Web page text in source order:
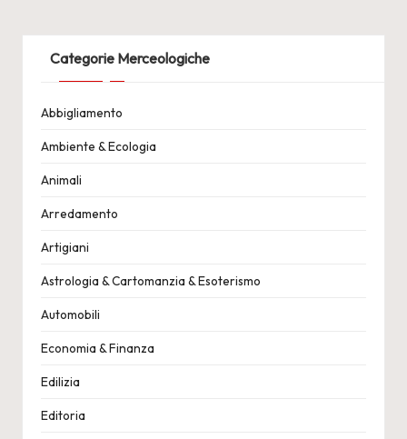
Categorie Merceologiche
Abbigliamento
Ambiente & Ecologia
Animali
Arredamento
Artigiani
Astrologia & Cartomanzia & Esoterismo
Automobili
Economia & Finanza
Edilizia
Editoria